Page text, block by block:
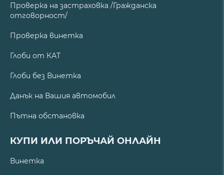
Проверка на застраховка /Гражданска
отговорност/
Проверка винетка
Глоби от КАТ
Глоби без Винетка
Данък на Вашия автомобил
Пътна обстановка
КУПИ ИЛИ ПОРЪЧАЙ ОНЛАЙН
Винетка